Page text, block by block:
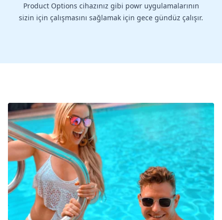
Product Options cihazınız gibi powr uygulamalarının
sizin için çalışmasını sağlamak için gece gündüz çalışır.